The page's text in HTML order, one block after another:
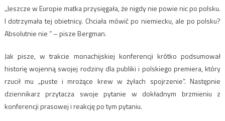
„Jeszcze w Europie matka przysięgała, że nigdy nie powie nic po polsku.
I dotrzymała tej obietnicy. Chciała mówić po niemiecku, ale po polsku?
Absolutnie nie ” – pisze Bergman.
Jak pisze, w trakcie monachijskiej konferencji krótko podsumował
historię wojenną swojej rodziny dla publiki i polskiego premiera, który
rzucił mu „puste i mrożące krew w żyłach spojrzenie”. Następnie
dziennikarz przytacza swoje pytanie w dokładnym brzmieniu z
konferencji prasowej i reakcję po tym pytaniu.